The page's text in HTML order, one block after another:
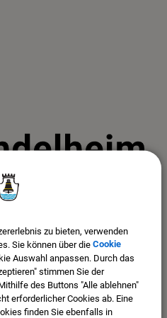
zu bieten, verwenden
Sie können über die Cookie
Auswahl anpassen. Durch das
stimmen Sie der
des Buttons "Alle ablehnen"
erforderlicher Cookies ab. Eine
finden Sie ebenfalls in